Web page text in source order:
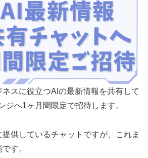
スに役立つAIの最新情報を共有して
ジへ1ヶ月間限定で招待します。
供しているチャットですが、これま
す。